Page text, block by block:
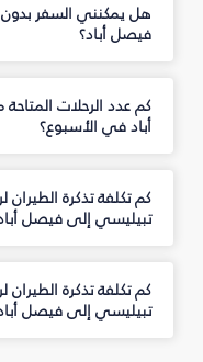
هل يمكنني السفر
فيصل أباد؟
كم عدد الرحلات
أباد في الأسبوع؟
كم تكلفة تذكرة الطيران
تبيليسي إلى فيصل
كم تكلفة تذكرة
تبيليسي إلى فيصل